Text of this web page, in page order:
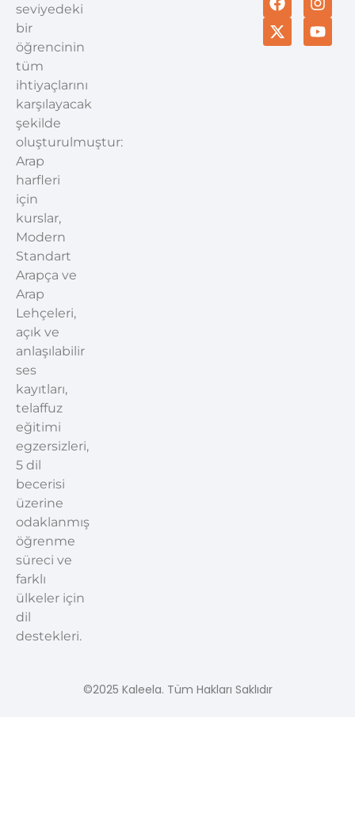
seviyedeki
bir
öğrencinin
tüm
ihtiyaçlarını
karşılayacak
şekilde
oluşturulmuştur:
Arap
harfleri
için
kurslar,
Modern
Standart
Arapça ve
Arap
Lehçeleri,
açık ve
anlaşılabilir
ses
kayıtları,
telaffuz
eğitimi
egzersizleri,
5 dil
becerisi
üzerine
odaklanmış
öğrenme
süreci ve
farklı
ülkeler için
dil
destekleri.
©2025 Kaleela. Tüm Hakları Saklıdır